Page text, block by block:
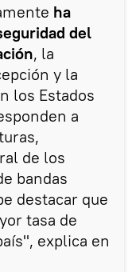
ha
del
, la
y la
los Estados
a
de los
bandas
destacar que
tasa de
explica en